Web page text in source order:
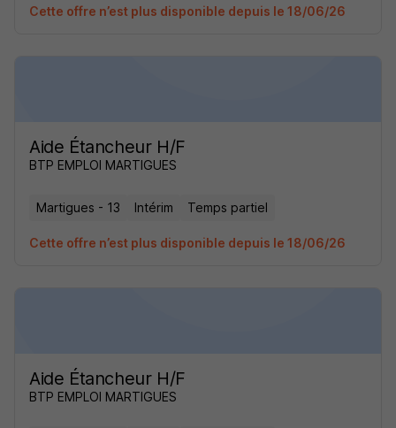
Cette offre n’est plus disponible depuis le 18/06/26
Aide Étancheur H/F
BTP EMPLOI MARTIGUES
Martigues - 13 Intérim Temps partiel
Cette offre n’est plus disponible depuis le 18/06/26
Aide Étancheur H/F
BTP EMPLOI MARTIGUES